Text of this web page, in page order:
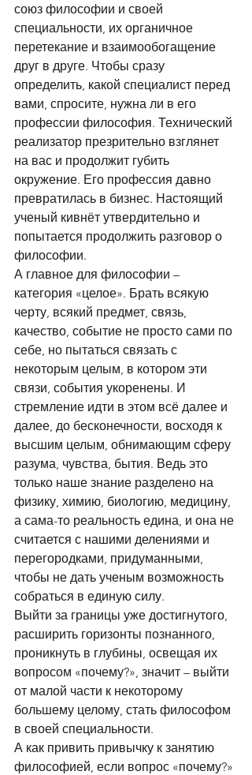
союз философии и своей
специальности, их органичное
перетекание и взаимообогащение
друг в друге. Чтобы сразу
определить, какой специалист перед
вами, спросите, нужна ли в его
профессии философия. Технический
реализатор презрительно взглянет
на вас и продолжит губить
окружение. Его профессия давно
превратилась в бизнес. Настоящий
ученый кивнёт утвердительно и
попытается продолжить разговор о
философии.
А главное для философии –
категория «целое». Брать всякую
черту, всякий предмет, связь,
качество, событие не просто сами по
себе, но пытаться связать с
некоторым целым, в котором эти
связи, события укоренены. И
стремление идти в этом всё далее и
далее, до бесконечности, восходя к
высшим целым, обнимающим сферу
разума, чувства, бытия. Ведь это
только наше знание разделено на
физику, химию, биологию, медицину,
а сама-то реальность едина, и она не
считается с нашими делениями и
перегородками, придуманными,
чтобы не дать ученым возможность
собраться в единую силу.
Выйти за границы уже достигнутого,
расширить горизонты познанного,
проникнуть в глубины, освещая их
вопросом «почему?», значит – выйти
от малой части к некоторому
большему целому, стать философом
в своей специальности.
А как привить привычку к занятию
философией, если вопрос «почему?»